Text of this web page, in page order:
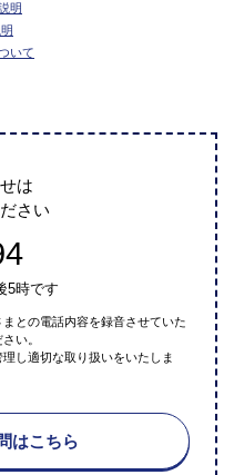
明
いて
は
さい
5時です
との電話内容を録音させていた
い。
し適切な取り扱いをいたしま
はこちら